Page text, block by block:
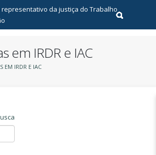
Realizar
em IRDR e IAC
EM IRDR E IAC